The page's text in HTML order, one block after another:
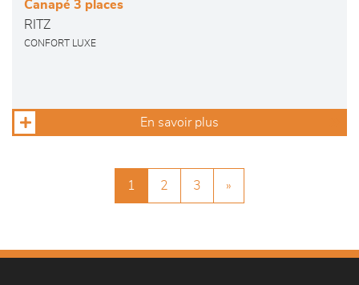
Canapé 3 places
RITZ
CONFORT LUXE
En savoir plus
1 2 3 »